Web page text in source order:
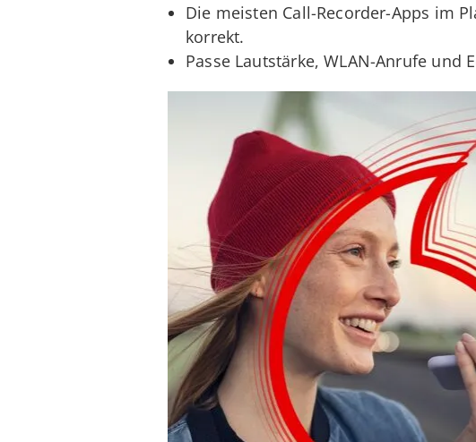
Die meisten Call-Recorder-Apps im
korrekt.
Passe Lautstärke, WLAN-Anrufe und